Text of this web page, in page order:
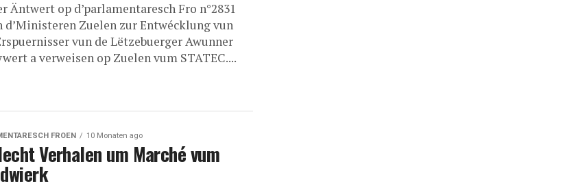
Äntwert op d’parlamentaresch Fro n°2831
d’Ministeren Zuelen zur Entwécklung vun
vun de Lëtzebuerger Awunner
a verweisen op Zuelen vum STATEC....
FROEN 10 Monaten ago
Verhalen um Marché vum